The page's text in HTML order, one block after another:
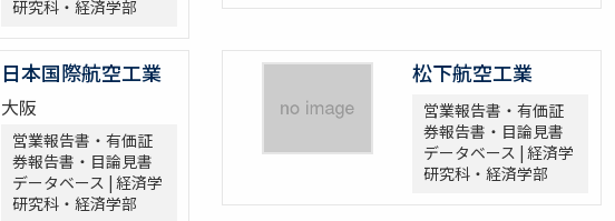
研究科・経済学部
日本国際航空工業
大阪
営業報告書・有価証
券報告書・目論見書
データベース | 経済学
研究科・経済学部
松下航空工業
営業報告書・有価証
券報告書・目論見書
データベース | 経済学
研究科・経済学部